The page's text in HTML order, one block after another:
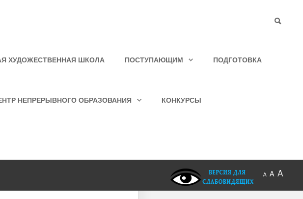
ХУДОЖЕСТВЕННАЯ ШКОЛА ПОСТУПАЮЩИМ ПОДГОТОВКА
НЕПРЕРЫВНОГО ОБРАЗОВАНИЯ КОНКУРСЫ
A A A